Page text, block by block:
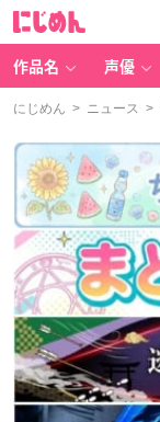
作品名 声優
にじめん > ニュース >